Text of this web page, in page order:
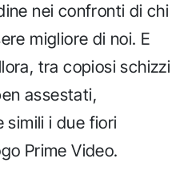
nei confronti di chi
migliore di noi. E
tra copiosi schizzi
assestati,
simili i due fiori
Prime Video.